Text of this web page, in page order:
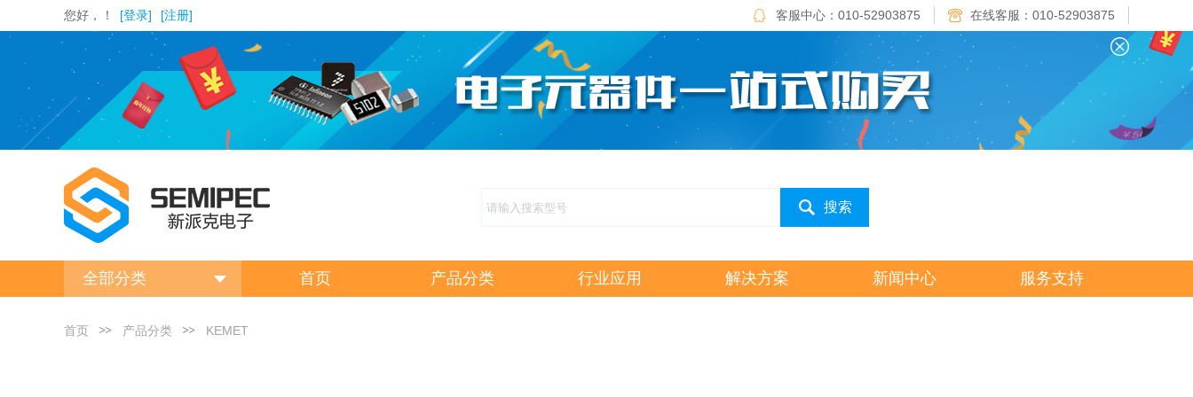
您好，！ [登录] [注册] 在线客服：010-52903875
客服中心：010-52903875
全部分类 首页 产品分类 行业应用 解决方案 新闻中心 服务支持
首页 产品分类 KEMET